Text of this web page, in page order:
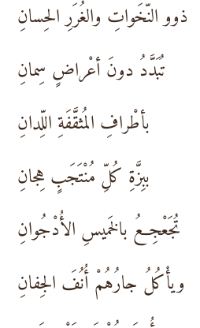
ذوو النّخَواتِ والغُرَرِ الحِسانِ
تُبَدَّدُ دونَ أعْراضٍ سِمانِ
بأطْرافِ المُثقَّفَةِ اللِّدانِ
ببِزَّةِ كُلِّ مُنْتَجَبٍ هِجانِ
تُجَعْجِعُ بالخَميسِ الأُدْجُوانِ
ويأْكُلُ جارُهُمْ أُنُفَ الجِفانِ